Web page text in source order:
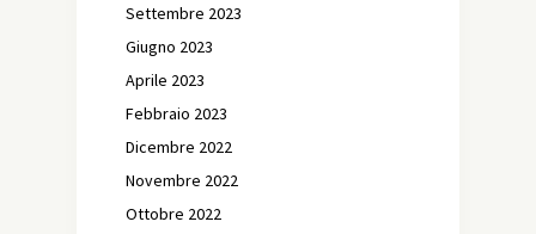
Settembre 2023
Giugno 2023
Aprile 2023
Febbraio 2023
Dicembre 2022
Novembre 2022
Ottobre 2022